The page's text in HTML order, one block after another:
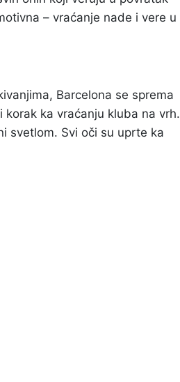
– vraćanje nade i vere u
Barcelona se sprema
ka vraćanju kluba na vrh.
svetlom. Svi oči su uprte ka